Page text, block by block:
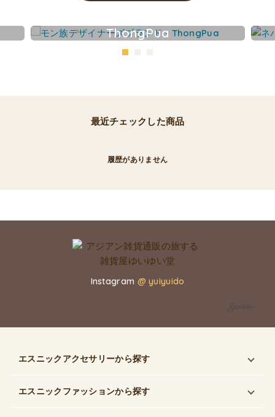
ThongPua
最近チェックした商品
履歴がありません
Instagram @ yuiyuido
エスニックアクセサリーから探す
エスニックファッションから探す